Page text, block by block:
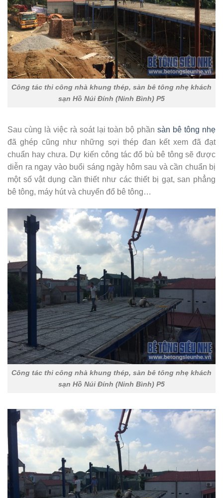
Công tác thi công nhà khung thép, sàn bê tông nhẹ khách
sạn Hồ Núi Đính (Ninh Bình) P5
Sau cùng là việc rà soát lại toàn bộ phầnsàn bê tông nhẹ
đã ghép cũng như những sợi thép đan kết xem đã đạt
chuẩn hay chưa. Dự kiến công tác đổ bù bê tông sẽ được
diễn ra ngay vào buổi sáng ngày hôm sau và cần chuẩn bị
một số vật dụng cần thiết như các thiết bị gạt, san phẳng
bê tông, máy hút và chuyển đổ bê tông…
Công tác thi công nhà khung thép, sàn bê tông nhẹ khách
sạn Hồ Núi Đính (Ninh Bình) P5